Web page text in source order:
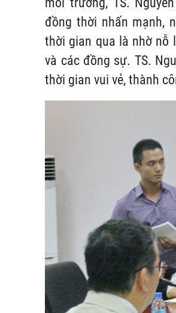
đồng thời nhấn mạnh,
thời gian qua là nhờ nỗ
và các đồng sự. TS.
thời gian vui vẻ, thành